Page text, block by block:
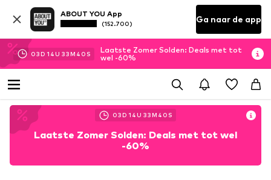
ABOUT YOU App
(152.700) Ga naar de app
03D 14U 33M 37 S
Laatste Zomer Solden: Deals met tot
wel -60%
03D 14U 33M 37 S
Laatste Zomer Solden: Deals met tot wel
-60%